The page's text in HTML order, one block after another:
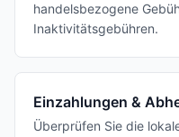
handelsbezogene
Inaktivitätsgebühren.
Einzahlungen &
Überprüfen Sie die